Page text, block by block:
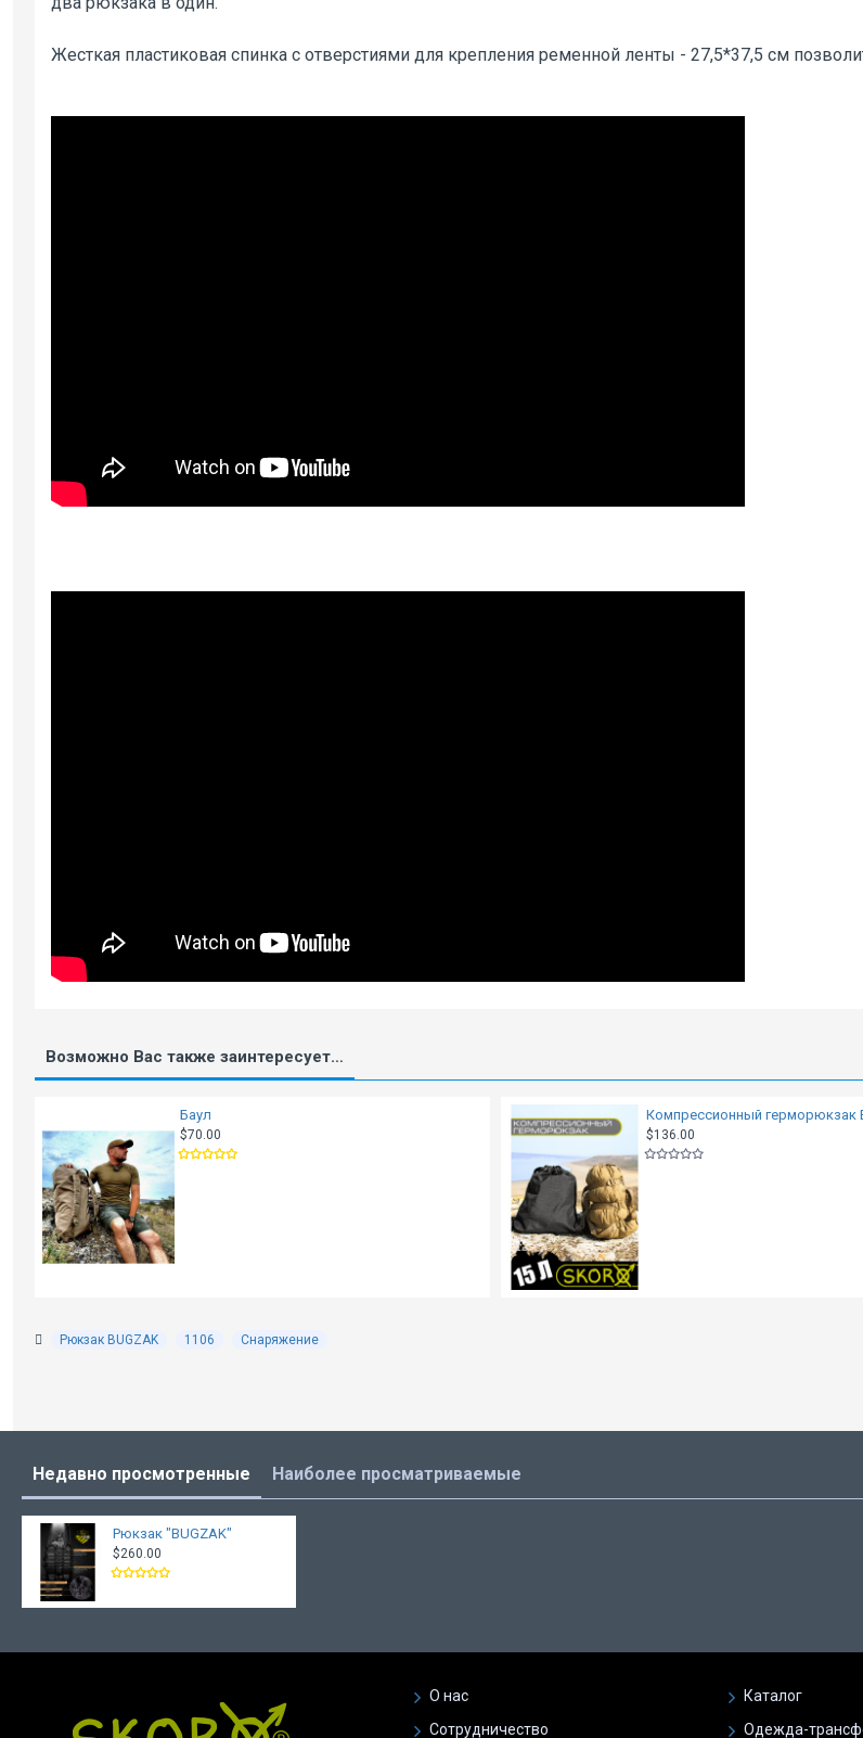
Возможно Вас также заинтересует…
Баул
$70.00
Компрессионный герморюкзак
$136.00
Жесткая пластиковая спинка с отверстиями для крепления ременной ленты - 27,5*37,5 см
Рюкзак BUGZAK 1106 Снаряжение
Недавно просмотренные Наиболее просматриваемые
Рюкзак "BUGZAK"
$260.00
О нас
Сотрудничество
Каталог
Одежда-